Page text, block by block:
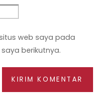
web saya pada
berikutnya.